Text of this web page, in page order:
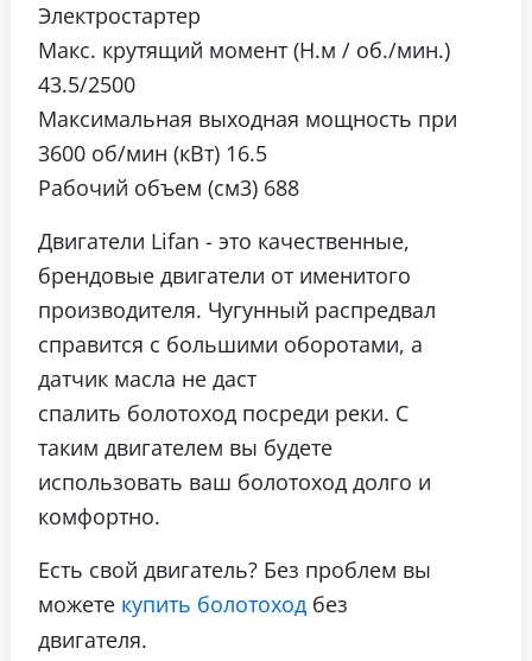
Электростартер
Макc. крутящий момент (Н.м / об./мин.)
43.5/2500
Максимальная выходная мощность при
3600 об/мин (кВт) 16.5
Рабочий объем (см3) 688
Двигатели Lifan - это качественные,
брендовые двигатели от именитого
производителя. Чугунный распредвал
справится с большими оборотами, а
датчик масла не даст
спалить болотоход посреди реки. С
таким двигателем вы будете
использовать ваш болотоход долго и
комфортно.
Есть свой двигатель? Без проблем вы
можете купить болотоход без
двигателя.